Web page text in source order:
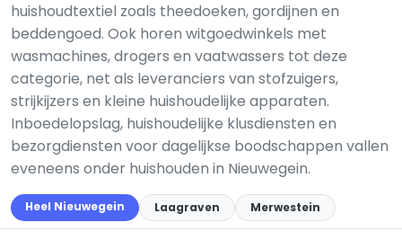
huishoudtextiel zoals theedoeken, gordijnen en
beddengoed. Ook horen witgoedwinkels met
wasmachines, drogers en vaatwassers tot deze
categorie, net als leveranciers van stofzuigers,
strijkijzers en kleine huishoudelijke apparaten.
Inboedelopslag, huishoudelijke klusdiensten en
bezorgdiensten voor dagelijkse boodschappen vallen
eveneens onder huishouden in Nieuwegein.
Heel Nieuwegein Laagraven Merwestein